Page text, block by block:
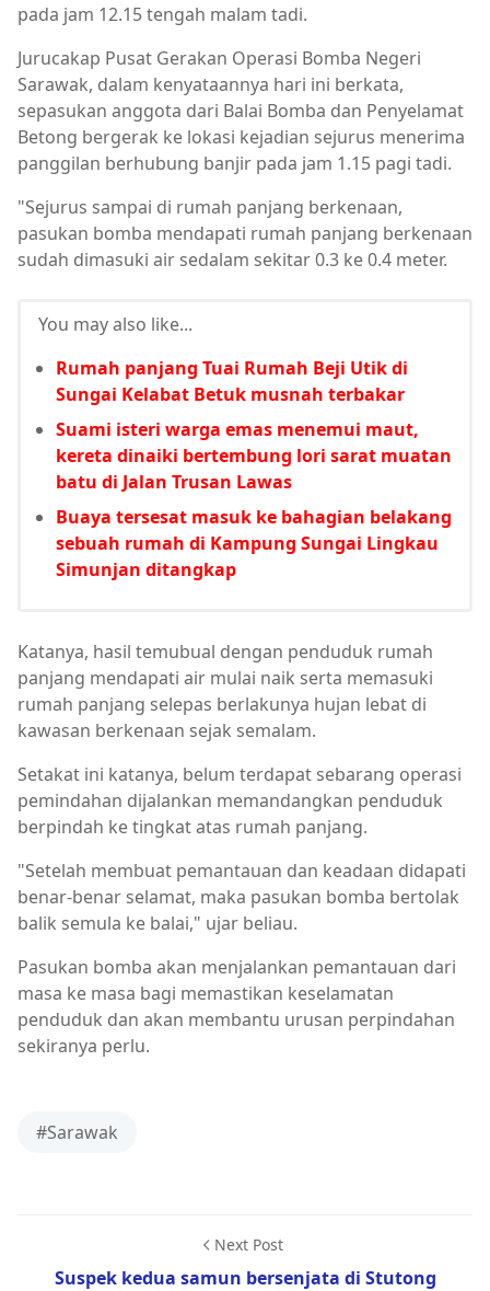
pada jam 12.15 tengah malam tadi.
Jurucakap Pusat Gerakan Operasi Bomba Negeri
Sarawak, dalam kenyataannya hari ini berkata,
sepasukan anggota dari Balai Bomba dan Penyelamat
Betong bergerak ke lokasi kejadian sejurus menerima
panggilan berhubung banjir pada jam 1.15 pagi tadi.
"Sejurus sampai di rumah panjang berkenaan,
pasukan bomba mendapati rumah panjang berkenaan
sudah dimasuki air sedalam sekitar 0.3 ke 0.4 meter.
You may also like...
Rumah panjang Tuai Rumah Beji Utik di
Sungai Kelabat Betuk musnah terbakar
Suami isteri warga emas menemui maut,
kereta dinaiki bertembung lori sarat muatan
batu di Jalan Trusan Lawas
Buaya tersesat masuk ke bahagian belakang
sebuah rumah di Kampung Sungai Lingkau
Simunjan ditangkap
Katanya, hasil temubual dengan penduduk rumah
panjang mendapati air mulai naik serta memasuki
rumah panjang selepas berlakunya hujan lebat di
kawasan berkenaan sejak semalam.
Setakat ini katanya, belum terdapat sebarang operasi
pemindahan dijalankan memandangkan penduduk
berpindah ke tingkat atas rumah panjang.
"Setelah membuat pemantauan dan keadaan didapati
benar-benar selamat, maka pasukan bomba bertolak
balik semula ke balai," ujar beliau.
Pasukan bomba akan menjalankan pemantauan dari
masa ke masa bagi memastikan keselamatan
penduduk dan akan membantu urusan perpindahan
sekiranya perlu.
#Sarawak
Next Post
Suspek kedua samun bersenjata di Stutong